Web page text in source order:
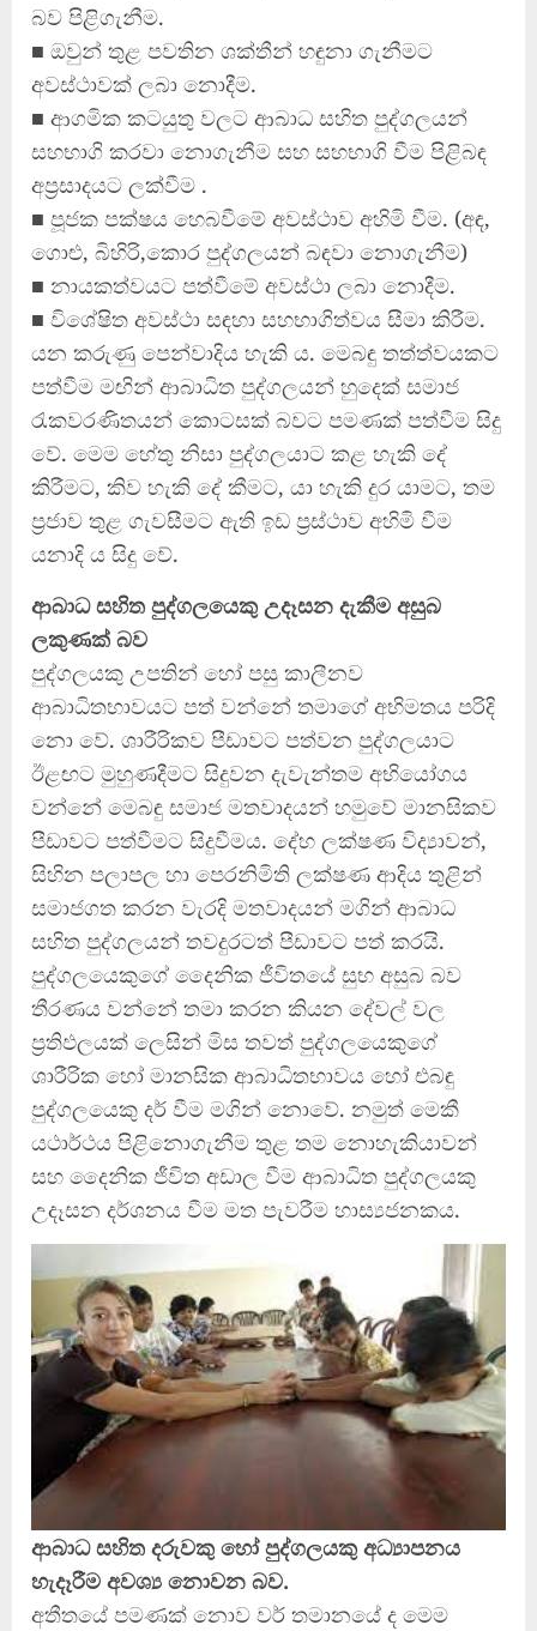
බව පිළිගැනීම.
■ ඔවුන් තුළ පවතින ශක්තීන් හඳුනා ගැනීමට
අවස්ථාවක් ලබා නොදීම.
■ ආගමික කටයුතු වලට ආබාධ සහිත පුද්ගලයන්
සහභාගි කරවා නොගැනීම සහ සහභාගි වීම පිළිබඳ
අප්‍රසාදයට ලක්වීම .
■ පූජක පක්ෂය හෙබවීමේ අවස්ථාව අහිමි වීම. (අඳ,
ගොළු, බිහිරි,කොර පුද්ගලයන් බඳවා නොගැනීම)
■ නායකත්වයට පත්වීමේ අවස්ථා ලබා නොදීම.
■ විශේෂිත අවස්ථා සඳහා සහභාගිත්වය සීමා කිරීම.
යන කරුණු පෙන්වාදිය හැකි ය. මෙබඳු තත්ත්වයකට
පත්වීම මඟින් ආබාධිත පුද්ගලයන් හුදෙක් සමාජ
රැකවරණිතයන් කොටසක් බවට පමණක් පත්වීම සිදු
වේ. මෙම හේතු නිසා පුද්ගලයාට කළ හැකි දේ
කිරීමට, කිව හැකි දේ කීමට, යා හැකි දුර යාමට, තම
ප්‍රජාව තුළ ගැවසීමට ඇති ඉඩ ප්‍රස්ථාව අහිමි වීම
යනාදි ය සිදු වේ.
ආබාධ සහිත පුද්ගලයෙකු උදෑසන දැකීම අසුබ
ලකුණක් බව
පුද්ගලයකු උපතින් හෝ පසු කාලීනව
ආබාධිතභාවයට පත් වන්නේ තමාගේ අභිමතය පරිදි
නො වේ. ශාරීරිකව පීඩාවට පත්වන පුද්ගලයාට
ඊළඟට මුහුණදීමට සිදුවන දැවැන්තම අභියෝගය
වන්නේ මෙබඳු සමාජ මතවාදයන් හමුවේ මානසිකව
පීඩාවට පත්වීමට සිදුවීමය. දේහ ලක්ෂණ විද්‍යාවන්,
සිහින පලාපල හා පෙරනිමිති ලක්ෂණ ආදිය තුළින්
සමාජගත කරන වැරදි මතවාදයන් මගින් ආබාධ
සහිත පුද්ගලයන් තවදුරටත් පීඩාවට පත් කරයි.
පුද්ගලයෙකුගේ දෛනික ජීවිතයේ සුභ අසුබ බව
තීරණය වන්නේ තමා කරන කියන දේවල් වල
ප්‍රතිඵලයක් ලෙසින් මිස තවත් පුද්ගලයෙකුගේ
ශාරීරික හෝ මානසික ආබාධිතභාවය හෝ එබඳු
පුද්ගලයෙකු දර් වීම මගින් නොවේ. නමුත් මෙකී
යථාර්ථය පිළිනොගැනීම තුළ තම නොහැකියාවන්
සහ දෛනික ජීවිත අඩාල වීම ආබාධිත පුද්ගලයකු
උදෑසන දර්ශනය වීම මත පැවරීම හාස්‍යජනකය.
ආබාධ සහිත දරුවකු හෝ පුද්ගලයකු අධ්‍යාපනය
හැදෑරීම අවශ්‍ය නොවන බව.
අතීතයේ පමණක් නොව වර් තමානයේ ද මෙම